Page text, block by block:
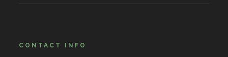
CONTACT INFO